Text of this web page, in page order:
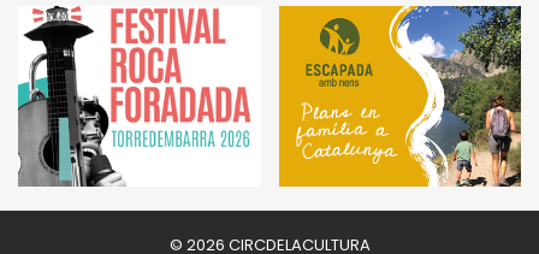
© 2026 CIRCDELACULTURA